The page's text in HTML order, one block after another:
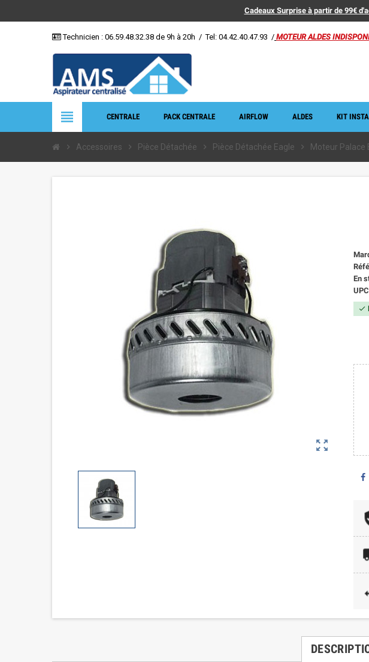
Cadeaux Surprise à partir de 99€
Technicien : 06.59.48.32.38 de 9h à 20h / Tel: 04.42.40.47.93 / MOTEUR ALDES
view_headline CENTRALE PACK CENTRALE AIRFLOW ALDES KIT
chevron_right Accessoires chevron_right Pièce Détachée chevron_right Pièce Détachée Eagle chevron_right Moteur Palace
zoom_out_map
En
UPC
check